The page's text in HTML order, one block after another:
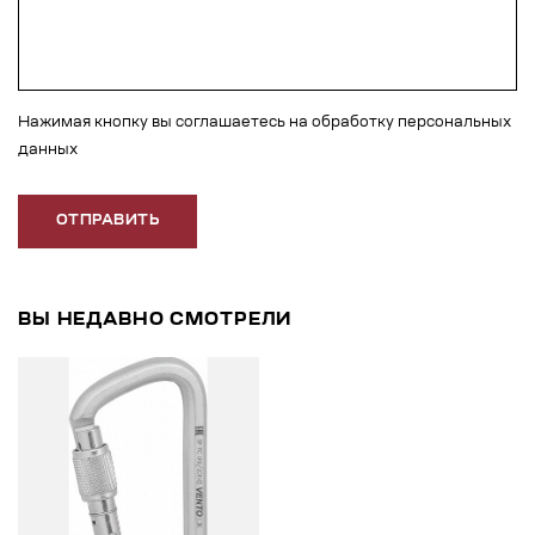
Нажимая кнопку вы соглашаетесь на обработку персональных
данных
ОТПРАВИТЬ
ВЫ НЕДАВНО СМОТРЕЛИ